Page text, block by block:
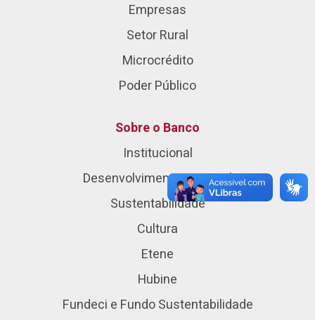
Empresas
Setor Rural
Microcrédito
Poder Público
Sobre o Banco
Institucional
Desenvolvimento Regional
Sustentabilidade
Cultura
Etene
Hubine
Fundeci e Fundo Sustentabilidade